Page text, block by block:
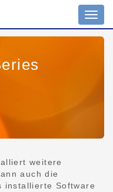
weitere
auch die
installierte Software